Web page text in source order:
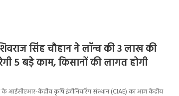
सिंह चौहान ने लॉन्च की 3 लाख की
5 बड़े काम, किसानों की लागत होगी
आईसीएआर-केंद्रीय कृषि इंजीनियरिंग संस्थान (CIAE) का आज केंद्रीय